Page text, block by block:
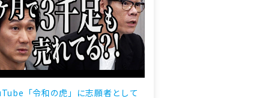
「令和の虎」に志願者として